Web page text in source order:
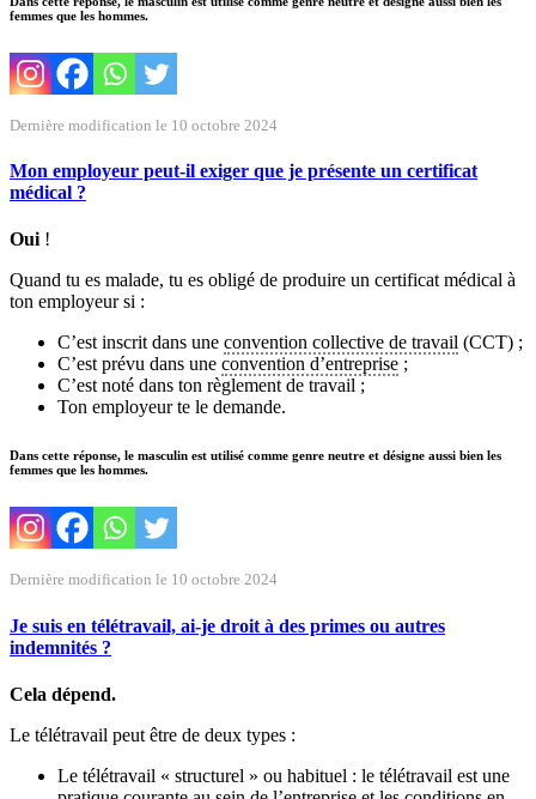
femmes que les hommes.
Dernière modification le 10 octobre 2024
Mon employeur peut-il exiger que je présente un certificat
médical ?
Oui !
Quand tu es malade, tu es obligé de produire un certificat médical à
ton employeur si :
C’est inscrit dans une convention collective de travail (CCT) ;
C’est prévu dans une convention d’entreprise ;
C’est noté dans ton règlement de travail ;
Ton employeur te le demande.
Dans cette réponse, le masculin est utilisé comme genre neutre et désigne aussi bien les
femmes que les hommes.
Dernière modification le 10 octobre 2024
Je suis en télétravail, ai-je droit à des primes ou autres
indemnités ?
Cela dépend.
Le télétravail peut être de deux types :
Le télétravail « structurel » ou habituel : le télétravail est une